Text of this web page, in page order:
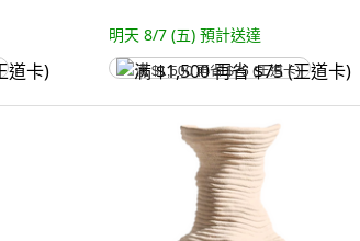
明天 8/7 (五) 預計送達
满 $1,500 再省 $75 (王道卡)